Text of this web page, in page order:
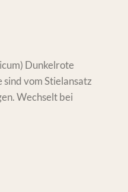
Dunkelrote
vom Stielansatz
Wechselt bei